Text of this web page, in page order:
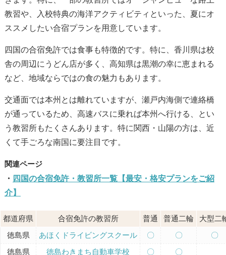
教習や、入校特典の海洋アクティビティといった、夏にオ
ススメしたい合宿プランを用意しています。
四国の合宿免許では食事も特徴的です。特に、香川県は校
舎の周辺にうどん店が多く、高知県は黒潮の幸に恵まれる
など、地域ならではの食の魅力もあります。
交通面では本州とは離れていますが、瀬戸内海側で連絡橋
が通っているため、高速バスに乗れば本州へ行ける、とい
う教習所もたくさんあります。特に関西・山陽の方は、近
くて手ごろな南国に要注目です。
四国の合宿免許・教習所一覧【最安・格安プランをご紹
介】
都道府県 合宿免許の教習所 普通 普通二輪
大型二
徳島県
あほくドライビングスクール 〇 〇
〇
徳島県
徳島わきまち自動車学校 〇
〇